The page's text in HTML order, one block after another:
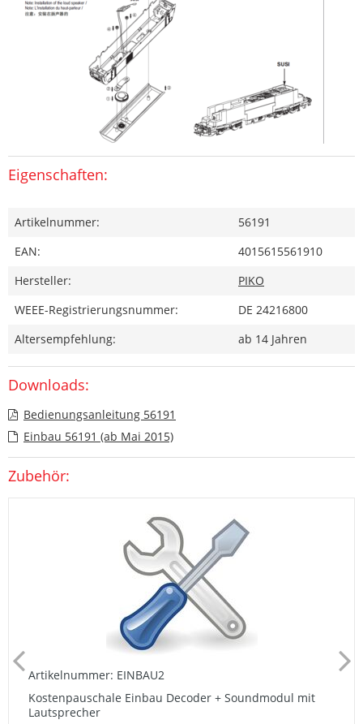
Eigenschaften:
Artikelnummer:
56191
EAN:
4015615561910
Hersteller:
PIKO
WEEE-Registrierungsnummer:
DE 24216800
Altersempfehlung:
ab 14 Jahren
Downloads:
Bedienungsanleitung 56191
Einbau 56191 (ab Mai 2015)
Zubehör:
Artikelnummer: EINBAU2
Kostenpauschale Einbau Decoder + Soundmodul mit
Lautsprecher